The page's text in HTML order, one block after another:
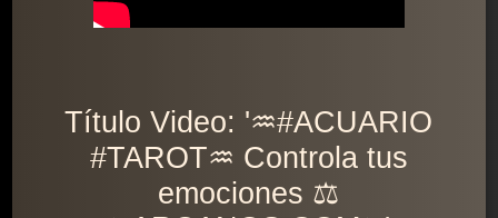
Título Video: '♒️#ACUARIO
#TAROT♒️ Controla tus
emociones ⚖️